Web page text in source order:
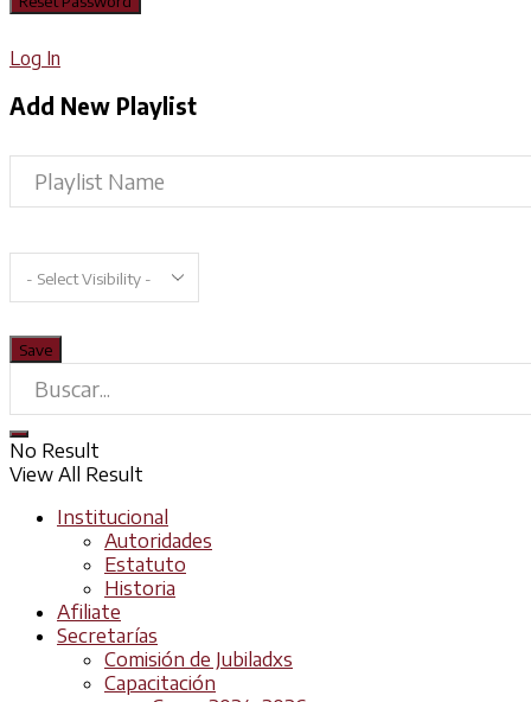
Log In
Add New Playlist
No Result
View All Result
Institucional
Autoridades
Estatuto
Historia
Afiliate
Secretarías
Comisión de Jubiladxs
Capacitación